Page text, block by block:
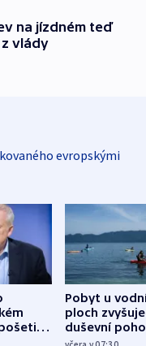
na jízdném teď
vlády
evropskými
Pobyt u
ploch zvyšuje
duševní
ukázala